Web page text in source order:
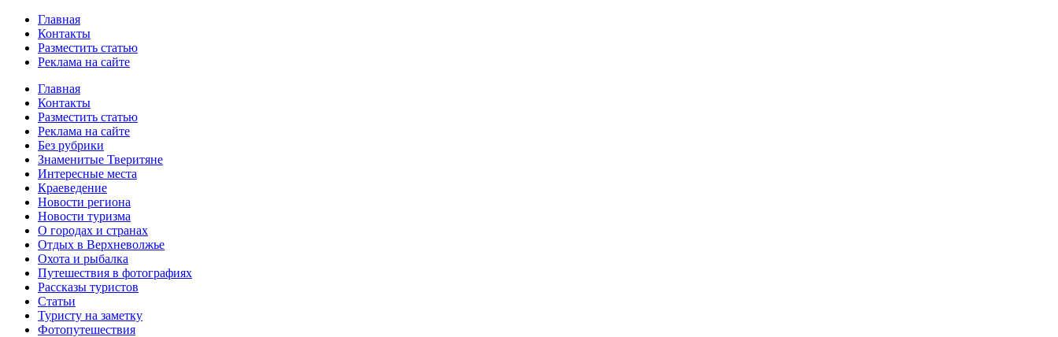
Главная
Контакты
Разместить статью
Реклама на сайте
Главная
Контакты
Разместить статью
Реклама на сайте
Без рубрики
Знаменитые Тверитяне
Интересные места
Краеведение
Новости региона
Новости туризма
О городах и странах
Отдых в Верхневолжье
Охота и рыбалка
Путешествия в фотографиях
Рассказы туристов
Статьи
Туристу на заметку
Фотопутешествия